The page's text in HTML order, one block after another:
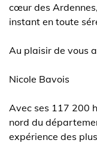
cœur des
instant en toute
Au plaisir de vous
Nicole Bavois
Avec ses 117 200
nord du
expérience des